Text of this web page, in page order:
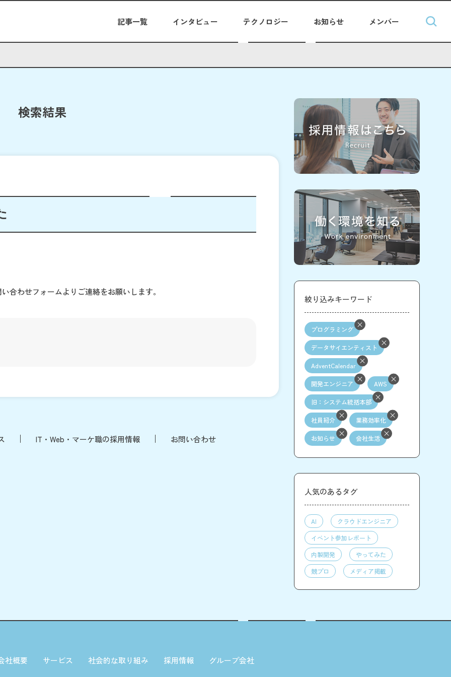
記事一覧 インタビュー テクノロジー お知らせ メンバー
検索結果
合わせフォームよりご連絡をお願いします。
IT・Web・マーケ職の採用情報 お問い合わせ
絞り込みキーワード
プログラミング
データサイエンティスト
AdventCalendar
開発エンジニア AWS
旧：システム統括本部
社員紹介 業務効率化
お知らせ 会社生活
人気のあるタグ
AI
クラウドエンジニア
イベント参加レポート
内製開発
やってみた
競プロ
メディア掲載
社概要 サービス 社会的な取り組み 採用情報
グループ会社